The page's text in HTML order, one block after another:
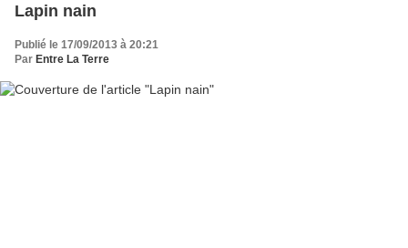
Lapin nain
Publié le 17/09/2013 à 20:21
Par Entre La Terre